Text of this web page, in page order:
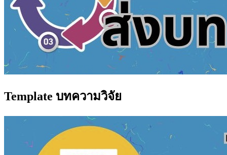
Template บทความวิจัย